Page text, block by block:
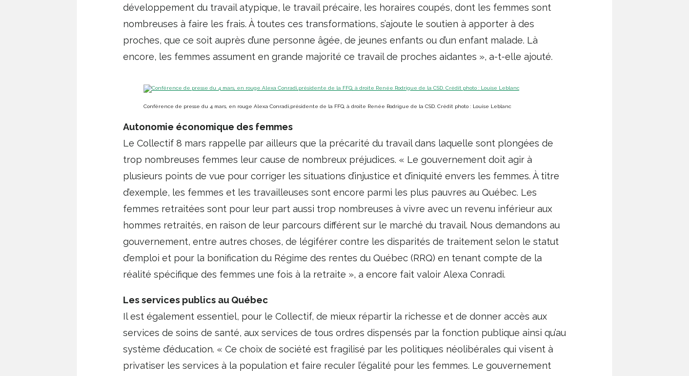
développement du travail atypique, le travail précaire, les horaires coupés, dont les femmes sont
nombreuses à faire les frais. À toutes ces transformations, s’ajoute le soutien à apporter à des
proches, que ce soit auprès d’une personne âgée, de jeunes enfants ou d’un enfant malade. Là
encore, les femmes assument en grande majorité ce travail de proches aidantes », a-t-elle ajouté.
Conférence de presse du 4 mars, en rouge Alexa Conradi,présidente de la FFQ, à droite Renée Rodrigue de la CSD. Crédit photo : Louise Leblanc
Autonomie économique des femmes
Le Collectif 8 mars rappelle par ailleurs que la précarité du travail dans laquelle sont plongées de
trop nombreuses femmes leur cause de nombreux préjudices. « Le gouvernement doit agir à
plusieurs points de vue pour corriger les situations d’injustice et d’iniquité envers les femmes. À titre
d’exemple, les femmes et les travailleuses sont encore parmi les plus pauvres au Québec. Les
femmes retraitées sont pour leur part aussi trop nombreuses à vivre avec un revenu inférieur aux
hommes retraités, en raison de leur parcours différent sur le marché du travail. Nous demandons au
gouvernement, entre autres choses, de légiférer contre les disparités de traitement selon le statut
d’emploi et pour la bonification du Régime des rentes du Québec (RRQ) en tenant compte de la
réalité spécifique des femmes une fois à la retraite », a encore fait valoir Alexa Conradi.
Les services publics au Québec
Il est également essentiel, pour le Collectif, de mieux répartir la richesse et de donner accès aux
services de soins de santé, aux services de tous ordres dispensés par la fonction publique ainsi qu’au
système d’éducation. « Ce choix de société est fragilisé par les politiques néolibérales qui visent à
privatiser les services à la population et faire reculer l’égalité pour les femmes. Le gouvernement